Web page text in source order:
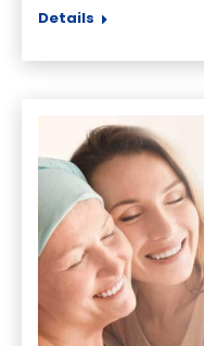
Details